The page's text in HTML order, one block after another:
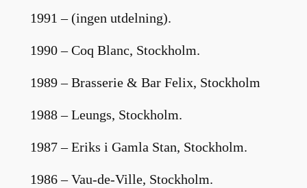
1991 – (ingen utdelning).
1990 – Coq Blanc, Stockholm.
1989 – Brasserie & Bar Felix, Stockholm
1988 – Leungs, Stockholm.
1987 – Eriks i Gamla Stan, Stockholm.
1986 – Vau-de-Ville, Stockholm.